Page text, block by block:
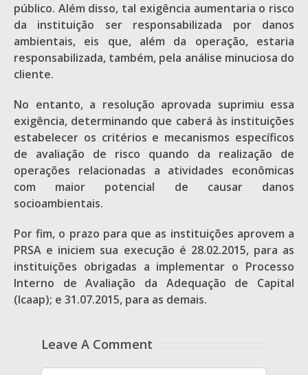
público. Além disso, tal exigência aumentaria o risco
da instituição ser responsabilizada por danos
ambientais, eis que, além da operação, estaria
responsabilizada, também, pela análise minuciosa do
cliente.
No entanto, a resolução aprovada suprimiu essa
exigência, determinando que caberá às instituições
estabelecer os critérios e mecanismos específicos
de avaliação de risco quando da realização de
operações relacionadas a atividades econômicas
com maior potencial de causar danos
socioambientais.
Por fim, o prazo para que as instituições aprovem a
PRSA e iniciem sua execução é 28.02.2015, para as
instituições obrigadas a implementar o Processo
Interno de Avaliação da Adequação de Capital
(Icaap); e 31.07.2015, para as demais.
Leave A Comment